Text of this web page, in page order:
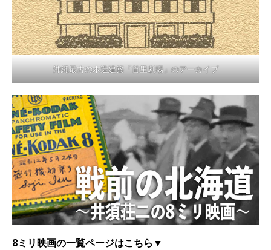
沖縄最古の木造建築「首里劇場」のアーカイブ
8ミリ映画の一覧ページはこちら▼